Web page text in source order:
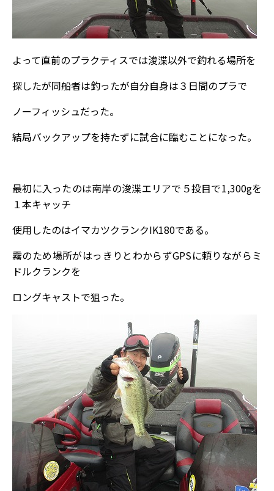
よって直前のプラクティスでは浚渫以外で釣れる場所を
探したが同船者は釣ったが自分自身は３日間のプラで
ノーフィッシュだった。
結局バックアップを持たずに試合に臨むことになった。
最初に入ったのは南岸の浚渫エリアで５投目で1,300gを
１本キャッチ
使用したのはイマカツクランクIK180である。
霧のため場所がはっきりとわからずGPSに頼りながらミ
ドルクランクを
ロングキャストで狙った。